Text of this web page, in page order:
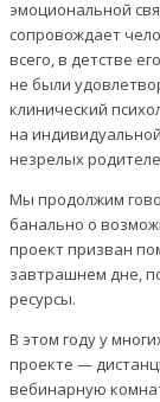
эмоциональной
сопровождает
всего, в детстве
не были
клинический
на
незрелых
Мы продолжим
банально о
проект призван
завтрашнем дне,
ресурсы.
В этом году у
проекте —
вебинарную